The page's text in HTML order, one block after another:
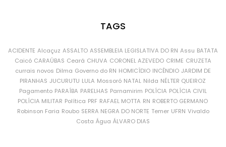
TAGS
ACIDENTE Alcaçuz ASSALTO ASSEMBLEIA LEGISLATIVA DO RN Assu BATATA
Caicó CARAÚBAS Ceará CHUVA CORONEL AZEVEDO CRIME CRUZETA
currais novos Dilma Governo do RN HOMICÍDIO INCÊNDIO JARDIM DE
PIRANHAS JUCURUTU LULA Mossoró NATAL Nilda NÉLTER QUEIROZ
Pagamento PARAÍBA PARELHAS Parnamirim POLÍCIA POLÍCIA CIVIL
POLÍCIA MILITAR Política PRF RAFAEL MOTTA RN ROBERTO GERMANO
Robinson Faria Roubo SERRA NEGRA DO NORTE Temer UFRN Vivaldo
Costa Água ÁLVARO DIAS